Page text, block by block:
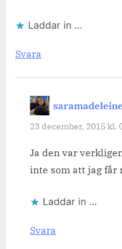
Laddar in …
Svara
23 december, 2015 kl.
Ja den var
inte som att jag får
Laddar in …
Svara